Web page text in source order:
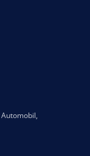
Automobil,